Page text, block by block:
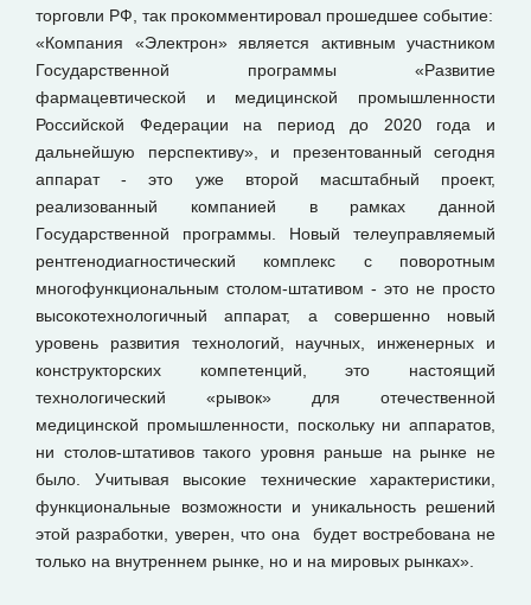
торговли РФ, так прокомментировал прошедшее событие:
«Компания «Электрон» является активным участником
Государственной программы «Развитие
фармацевтической и медицинской промышленности
Российской Федерации на период до 2020 года и
дальнейшую перспективу», и презентованный сегодня
аппарат - это уже второй масштабный проект,
реализованный компанией в рамках данной
Государственной программы. Новый телеуправляемый
рентгенодиагностический комплекс с поворотным
многофункциональным столом-штативом - это не просто
высокотехнологичный аппарат, а совершенно новый
уровень развития технологий, научных, инженерных и
конструкторских компетенций, это настоящий
технологический «рывок» для отечественной
медицинской промышленности, поскольку ни аппаратов,
ни столов-штативов такого уровня раньше на рынке не
было. Учитывая высокие технические характеристики,
функциональные возможности и уникальность решений
этой разработки, уверен, что она будет востребована не
только на внутреннем рынке, но и на мировых рынках».